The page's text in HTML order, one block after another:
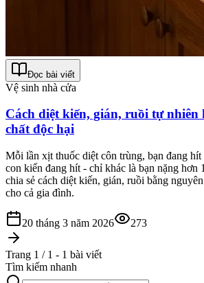
Đọc bài viết
Vệ sinh nhà cửa
Cách diệt kiến, gián, ruồi tự nhiên
chất độc hại
Mỗi lần xịt thuốc diệt côn trùng, bạn đang
con kiến đang hít - chỉ khác là bạn nặng hơn
chia sẻ cách diệt kiến, gián, ruồi bằng
cho cả gia đình.
20 tháng 3 năm 2026 273
Trang 1 / 1 - 1 bài viết
Tìm kiếm nhanh